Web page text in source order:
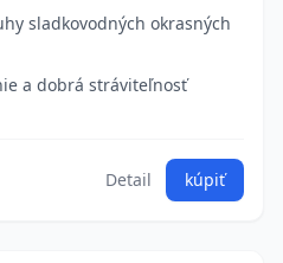
sladkovodných okrasných
a dobrá stráviteľnosť
Detail kúpiť